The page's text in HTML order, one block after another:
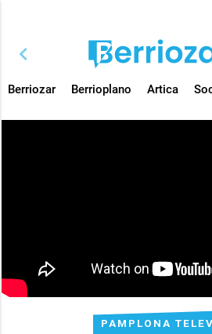
chevron_left
Berriozar Berrioplano Artica
PAMPLONA